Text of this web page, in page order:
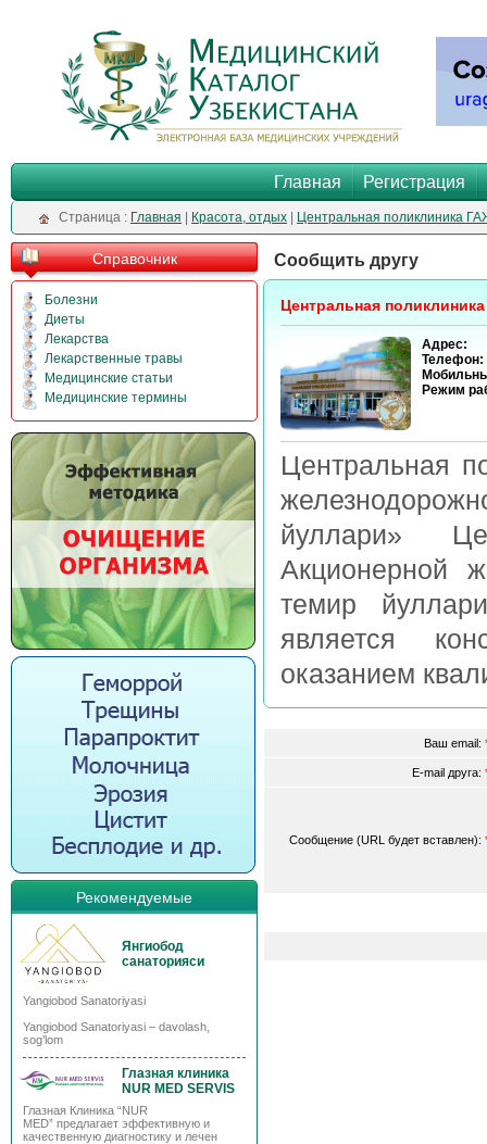
Главная Регистрация
Cтраница : Главная Красота, отдых Центральная поликлиника
Справочник
Болезни
Диеты
Лекарства
Лекарственные травы
Медицинские статьи
Медицинские термины
Рекомендуемые
Янгиобод
санаторияси
Yangiobod Sanatoriyasi
Yangiobod Sanatoriyasi – davolash,
sog’lom
Глазная клиника
NUR MED SERVIS
Глазная Клиника “NUR
MED” предлагает эффективную и
качественную диагностику и лечен
Сообщить другу
Центральная
Адрес:
Телефон:
Режим
Центральная
йуллари»
Акционерной
темир
является
оказанием
Ваш email:
E-mail друга:
Сообщение (URL будет вставлен):